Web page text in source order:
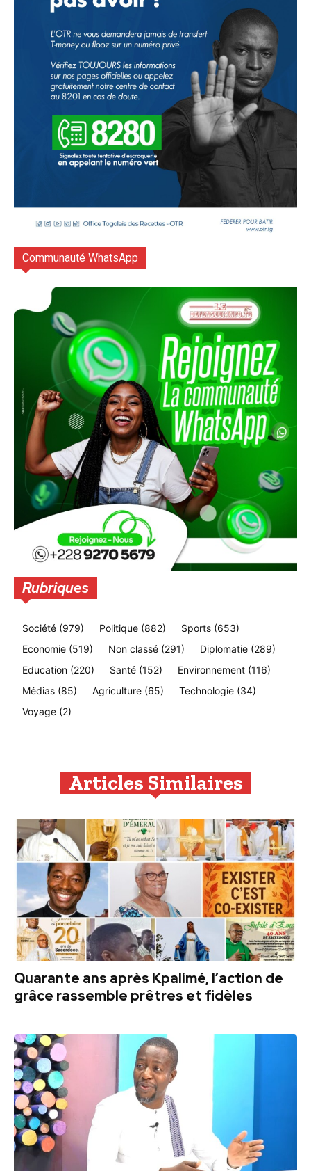
Communauté WhatsApp
Rubriques
Société (979) Politique (882) Sports (653)
Economie (519) Non classé (291) Diplomatie (289)
Education (220) Santé (152) Environnement (116)
Médias (85) Agriculture (65) Technologie (34)
Voyage (2)
Articles Similaires
Quarante ans après Kpalimé, l’action de
grâce rassemble prêtres et fidèles